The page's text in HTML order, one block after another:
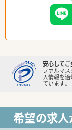
安心して
ファルマス
人情報を
ています。
希望の求